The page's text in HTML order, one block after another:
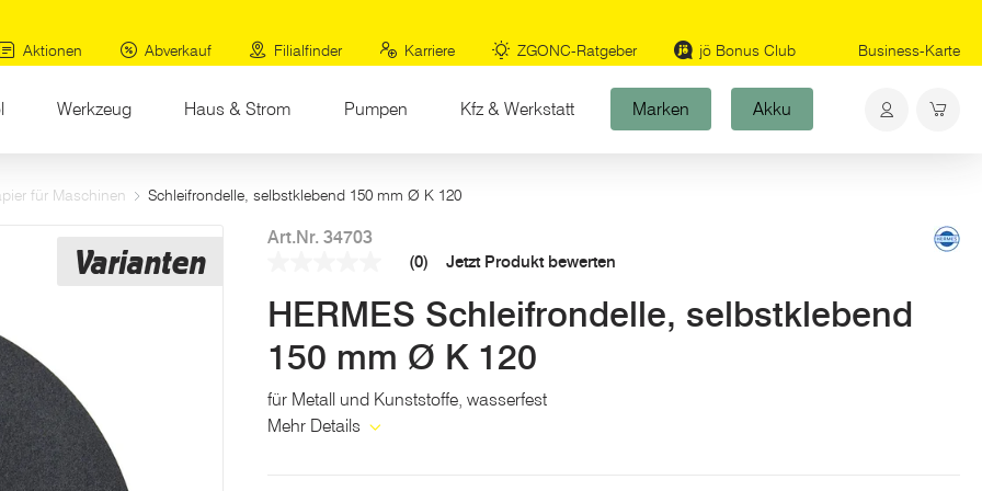
Aktionen
Abverkauf Filialfinder Karriere ZGONC-Ratgeber jö Bonus Club Business-Karte
Werkzeug Haus & Strom Pumpen Kfz & Werkstatt Marken Akku
für Maschinen Schleifrondelle, selbstklebend 150 mm Ø K 120
Varianten
Art.Nr. 34703
Link
auf
Seite.
(0) Jetzt Produkt bewerten
HERMES Schleifrondelle, selbstklebend
150 mm Ø K 120
für Metall und Kunststoffe, wasserfest
Mehr Details